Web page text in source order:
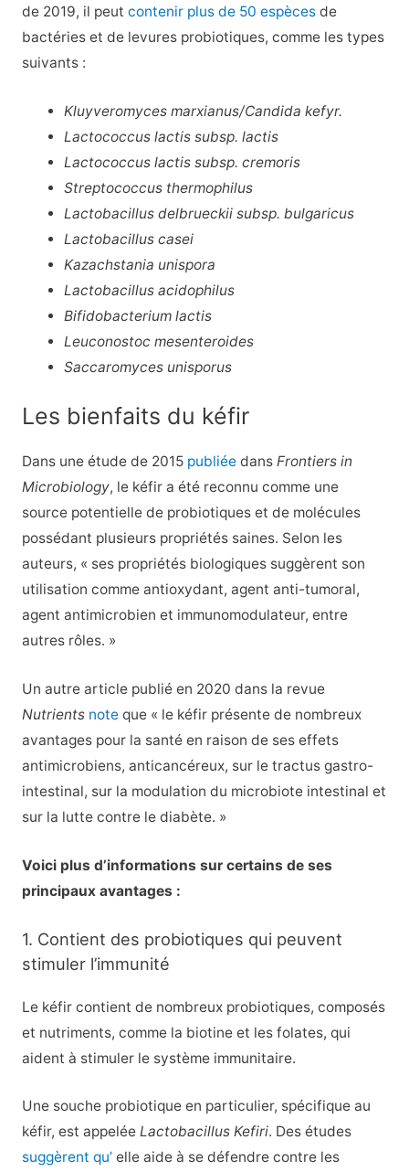
de 2019, il peut contenir plus de 50 espècesde
bactéries et de levures probiotiques, comme les types
suivants :
Kluyveromyces marxianus/Candida kefyr.
Lactococcus lactis subsp. lactis
Lactococcus lactis subsp. cremoris
Streptococcus thermophilus
Lactobacillus delbrueckii subsp. bulgaricus
Lactobacillus casei
Kazachstania unispora
Lactobacillus acidophilus
Bifidobacterium lactis
Leuconostoc mesenteroides
Saccaromyces unisporus
Les bienfaits du kéfir
Dans une étude de 2015 publiéedans Frontiers in
Microbiology, le kéfir a été reconnu comme une
source potentielle de probiotiques et de molécules
possédant plusieurs propriétés saines. Selon les
auteurs, « ses propriétés biologiques suggèrent son
utilisation comme antioxydant, agent anti-tumoral,
agent antimicrobien et immunomodulateur, entre
autres rôles. »
Un autre article publié en 2020 dans la revue
Nutrients noteque « le kéfir présente de nombreux
avantages pour la santé en raison de ses effets
antimicrobiens, anticancéreux, sur le tractus gastro-
intestinal, sur la modulation du microbiote intestinal et
sur la lutte contre le diabète. »
Voici plus d’informations sur certains de ses
principaux avantages :
1. Contient des probiotiques qui peuvent
stimuler l’immunité
Le kéfir contient de nombreux probiotiques, composés
et nutriments, comme la biotine et les folates, qui
aident à stimuler le système immunitaire.
Une souche probiotique en particulier, spécifique au
kéfir, est appelée Lactobacillus Kefiri. Des études
suggèrent qu’elle aide à se défendre contre les